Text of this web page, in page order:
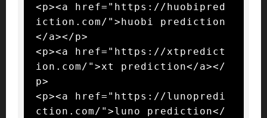
<p><a href="https://huobipred
iction.com/">huobi prediction
</a></p>
<p><a href="https://xtpredict
ion.com/">xt prediction</a></
p>
<p><a href="https://lunopredi
ction.com/">luno prediction</